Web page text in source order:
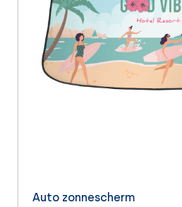
Auto zonnescherm